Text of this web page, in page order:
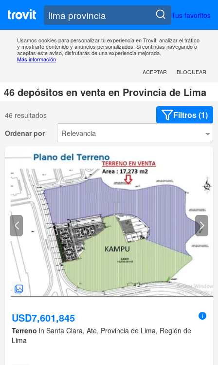
Tus favoritos
Usamos cookies para personalizar tu experiencia en Trovit, analizar el tráfico
y mostrarte contenido y anuncios personalizados. Si continúas navegando o
aceptas este aviso, disfrutarás de una experiencia mejorada.
Más información
ACEPTAR
BLOQUEAR
46 depósitos en venta en Provincia de Lima
46 resultados Filtros (1)
Ordenar por
USD7,601,845
Terreno in Santa Clara, Ate, Provincia de Lima, Región de
Lima